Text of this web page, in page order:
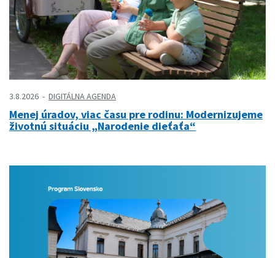
3.8.2026 DIGITÁLNA AGENDA
Menej úradov, viac času pre rodinu: Modernizujeme
životnú situáciu „Narodenie dieťaťa“